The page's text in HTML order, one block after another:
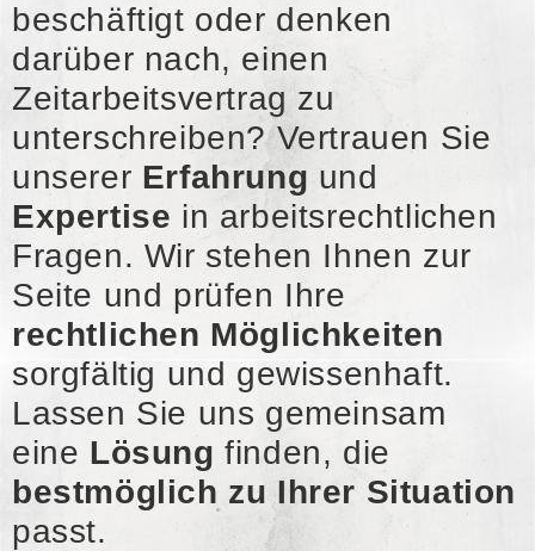
beschäftigt oder denken
darüber nach, einen
Zeitarbeitsvertrag zu
unterschreiben? Vertrauen Sie
unserer Erfahrung und
Expertise in arbeitsrechtlichen
Fragen. Wir stehen Ihnen zur
Seite und prüfen Ihre
rechtlichen Möglichkeiten
sorgfältig und gewissenhaft.
Lassen Sie uns gemeinsam
eine Lösung finden, die
bestmöglich zu Ihrer Situation
passt.